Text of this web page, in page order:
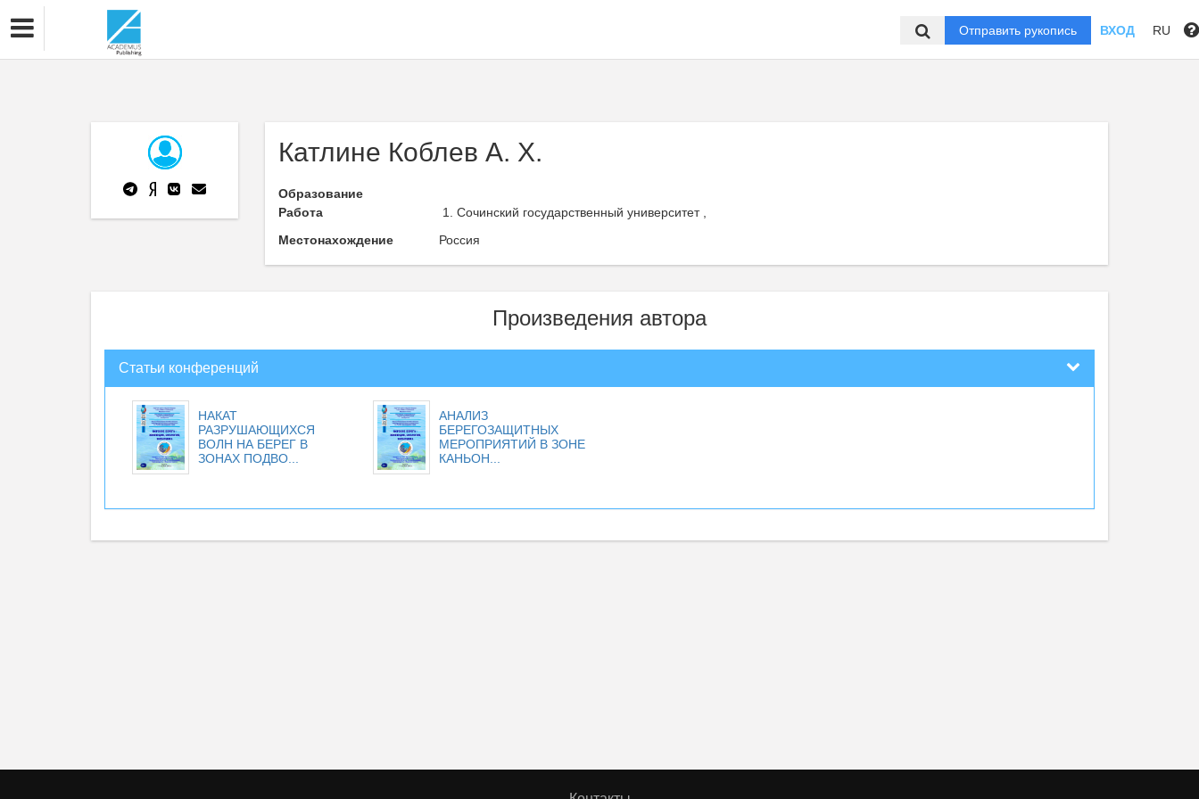
Отправить рукопись ВХОД RU
Катлине Коблев А. Х.
Образование
Работа
Сочинский государственный университет ,
Местонахождение
Россия
Произведения автора
Статьи конференций
НАКАТ
РАЗРУШАЮЩИХСЯ
ВОЛН НА БЕРЕГ В
ЗОНАХ ПОДВО...
АНАЛИЗ
БЕРЕГОЗАЩИТНЫХ
МЕРОПРИЯТИЙ В ЗОНЕ
КАНЬОН...